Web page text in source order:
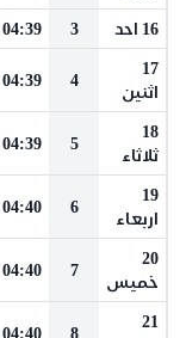
16 احد 3
04:39
17
اثنين
4
04:39
18
ثلاثاء
5
04:39
19
اربعاء
6
04:40
20
خميس
7
04:40
21
8
04:40